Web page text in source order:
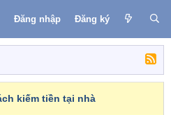
Đăng nhập Đăng ký
kiếm tiền tại nhà